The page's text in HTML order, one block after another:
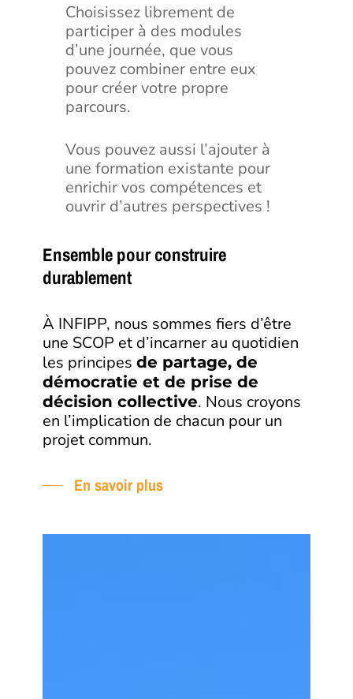
Choisissez librement de
participer à des modules
d’une journée, que vous
pouvez combiner entre eux
pour créer votre propre
parcours.
Vous pouvez aussi l’ajouter à
une formation existante pour
enrichir vos compétences et
ouvrir d’autres perspectives !
Ensemble pour construire
durablement
À INFIPP, nous sommes fiers d’être
une SCOP et d’incarner au quotidien
les principesde partage, de
démocratie et de prise de
décision collective. Nous croyons
en l’implication de chacun pour un
projet commun.
En savoir plus